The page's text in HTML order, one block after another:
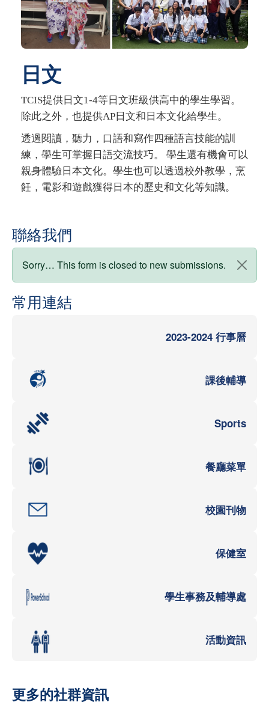
日文
TCIS提供日文1-4等日文班級供高中的學生學習。
除此之外，也提供AP日文和日本文化給學生。
透過閱讀，聽力，口語和寫作四種語言技能的訓
練，學生可掌握日語交流技巧。 學生還有機會可以
親身體驗日本文化。學生也可以透過校外教學，烹
飪，電影和遊戲獲得日本的歷史和文化等知識。
聯絡我們
狀態訊息
Sorry… This form is closed to new submissions.
常用連結
2023-2024 行事曆
課後輔導
Sports
餐廳菜單
校園刊物
保健室
學生事務及輔導處
活動資訊
更多的社群資訊